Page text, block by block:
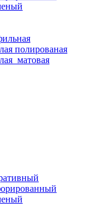
полированая
матовая